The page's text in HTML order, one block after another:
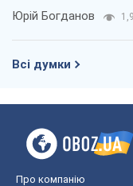
Юрій Богданов
Всі думки
Про компанію